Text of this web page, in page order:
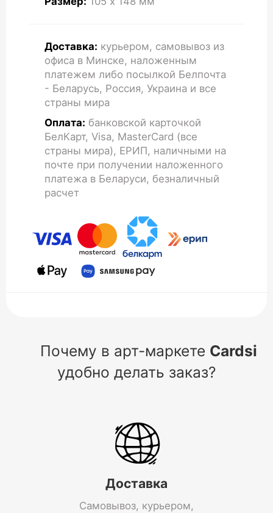
Доставка: курьером, самовывоз из
офиса в Минске, наложенным
платежем либо посылкой Белпочта
- Беларусь, Россия, Украина и все
страны мира
Оплата: банковской карточкой
БелКарт, Visa, MasterCard (все
страны мира), ЕРИП, наличными на
почте при получении наложенного
платежа в Беларуси, безналичный
расчет
Почему в арт-маркете Cardsi
удобно делать заказ?
Доставка
Самовывоз, курьером,